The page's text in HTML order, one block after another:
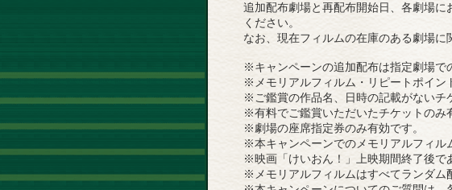
追加配布劇場と再配布開始日、各劇場
ください。
なお、現在フィルムの在庫のある劇場に
※キャンペーンの追加配布は指定劇場で
※メモリアルフィルム・リピートポイン
※ご鑑賞の作品名、日時の記載がないチ
※有料でご鑑賞いただいたチケットのみ
※劇場の座席指定券のみ有効です。
※本キャンペーンでのメモリアルフィル
※映画「けいおん！」上映期間終了後で
※メモリアルフィルムはすべてランダム